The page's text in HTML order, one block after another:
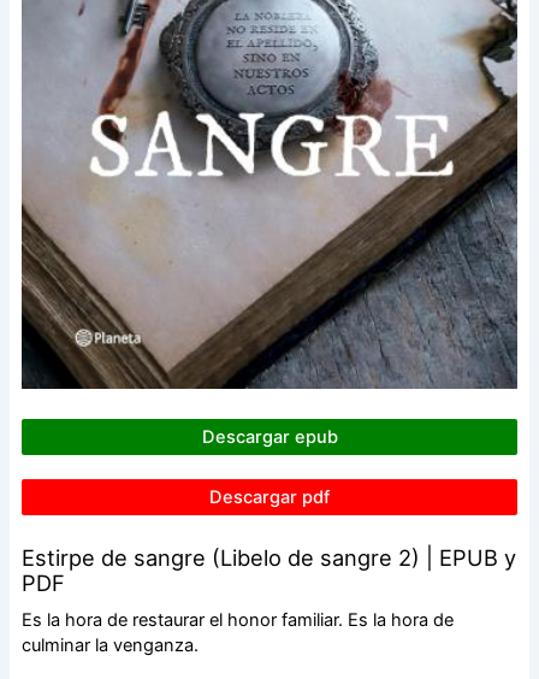
Descargar epub
Descargar pdf
Estirpe de sangre (Libelo de sangre 2) | EPUB y
PDF
Es la hora de restaurar el honor familiar. Es la hora de
culminar la venganza.